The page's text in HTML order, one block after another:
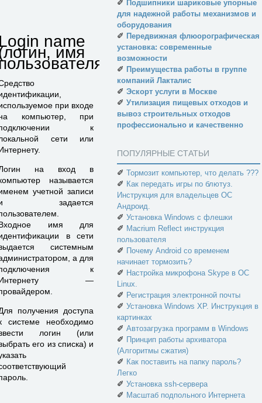
name
имя
при входе
ком­пьютер, при
к
сети или
на вход в
называется
учетной записи
задается
имя для
в сети
системным
а для
к
—
получения до­ступа
системе необходимо
логин (или
его из списка) и
✐ Подшипники шариковые упорные
для надежной работы механизмов и
оборудования
✐ Передвижная флюорографическая
установка: современные
возможности
✐ Преимущества работы в группе
компаний Лакталис
✐ Эскорт услуги в Москве
✐ Утилизация пищевых отходов и
вывоз строительных отходов
профессионально и качественно
ПОПУЛЯРНЫЕ СТАТЬИ
✐ Тормозит компьютер, что делать ???
✐ Как передать игры по блютуз.
Инструкция для владельцев ОС
Андроид.
✐ Установка Windows с флешки
✐ Macrium Reflect инструкция
пользователя
✐ Почему Android со временем
начинает тормозить?
✐ Настройка микрофона Skype в ОС
Linux.
✐ Регистрация электронной почты
✐ Установка Windows XP. Инструкция в
картинках
✐ Автозагрузка программ в Windows
✐ Принцип работы архиватора
(Алгоритмы сжатия)
✐ Как поставить на папку пароль?
Легко
✐ Установка ssh-сервера
✐ Масштаб подпольного Интернета